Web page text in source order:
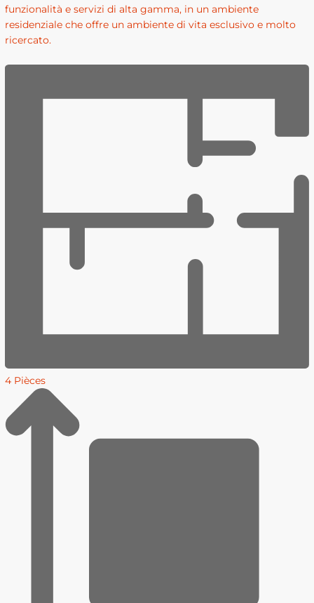
funzionalità e servizi di alta gamma, in un ambiente
residenziale che offre un ambiente di vita esclusivo e molto
ricercato.
4 Pièces